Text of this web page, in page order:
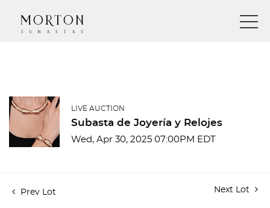
LIVE AUCTION
Subasta de Joyería y Relojes
Wed, Apr 30, 2025 07:00PM EDT
Prev Lot Next Lot